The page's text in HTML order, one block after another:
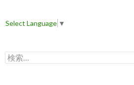
Select Language ▼
検
索